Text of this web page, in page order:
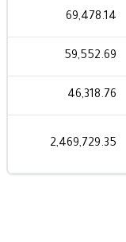
69,478.14
59,552.69
46,318.76
2,469,729.35